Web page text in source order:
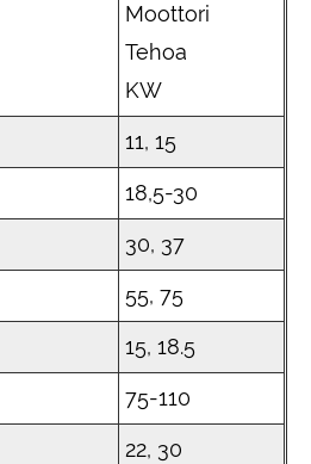
Moottori
Tehoa
KW
11, 15
18,5-30
30, 37
55, 75
15, 18.5
75-110
22, 30